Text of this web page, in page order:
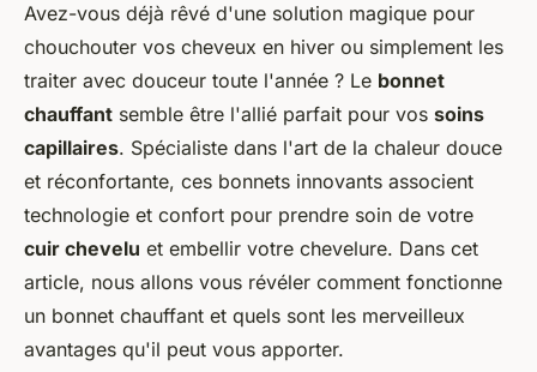
Avez-vous déjà rêvé d'une solution magique pour
chouchouter vos cheveux en hiver ou simplement les
traiter avec douceur toute l'année ? Le bonnet
chauffant semble être l'allié parfait pour vos soins
capillaires. Spécialiste dans l'art de la chaleur douce
et réconfortante, ces bonnets innovants associent
technologie et confort pour prendre soin de votre
cuir chevelu et embellir votre chevelure. Dans cet
article, nous allons vous révéler comment fonctionne
un bonnet chauffant et quels sont les merveilleux
avantages qu'il peut vous apporter.